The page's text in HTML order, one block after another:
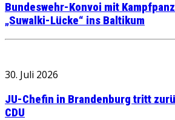
Bundeswehr-Konvoi mit
„Suwalki-Lücke“ ins Baltikum
30. Juli 2026
JU-Chefin in Brandenburg tritt
CDU